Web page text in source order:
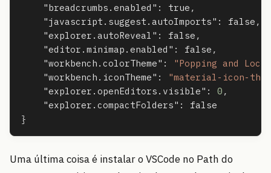
"breadcrumbs.enabled" : true ,
"javascript.suggest.autoImports" : false ,
"explorer.autoReveal" : false ,
"editor.minimap.enabled" : false ,
"workbench.colorTheme" :
"Popping and
"workbench.iconTheme" :
"material-icon-
"explorer.openEditors.visible" : 0 ,
"explorer.compactFolders" :
false
}
Uma última coisa é instalar o VSCode no Path do